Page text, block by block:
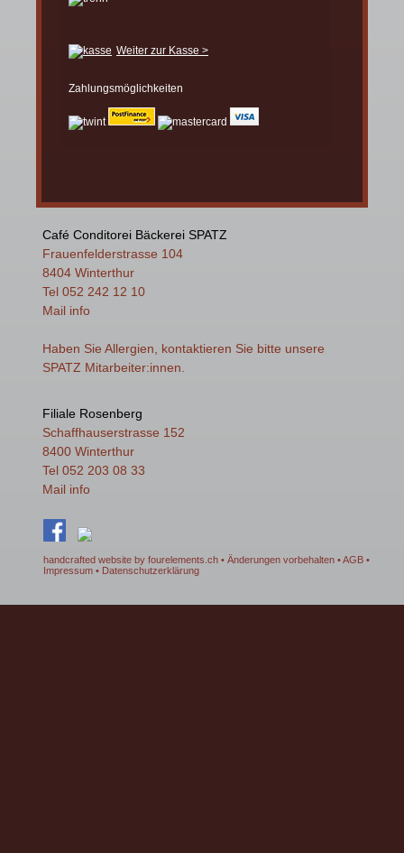
Weiter zur Kasse >
Zahlungsmöglichkeiten
Café Conditorei Bäckerei SPATZ
Frauenfelderstrasse 104
8404 Winterthur
Tel 052 242 12 10
Mail info
Haben Sie Allergien, kontaktieren Sie bitte unsere
SPATZ Mitarbeiter:innen.
Filiale Rosenberg
Schaffhauserstrasse 152
8400 Winterthur
Tel 052 203 08 33
Mail info
handcrafted website by fourelements.ch • Änderungen vorbehalten •AGB •
Impressum • Datenschutzerklärung